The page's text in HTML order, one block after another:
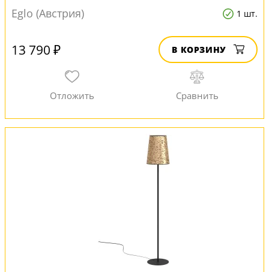
Eglo (Австрия)
1 шт.
13 790 ₽ В КОРЗИНУ